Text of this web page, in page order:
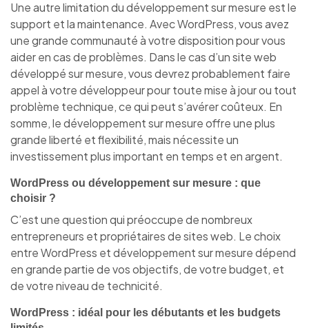
Une autre limitation du développement sur mesure est le
support et la maintenance. Avec WordPress, vous avez
une grande communauté à votre disposition pour vous
aider en cas de problèmes. Dans le cas d’un site web
développé sur mesure, vous devrez probablement faire
appel à votre développeur pour toute mise à jour ou tout
problème technique, ce qui peut s’avérer coûteux. En
somme, le développement sur mesure offre une plus
grande liberté et flexibilité, mais nécessite un
investissement plus important en temps et en argent.
WordPress ou développement sur mesure : que
choisir ?
C’est une question qui préoccupe de nombreux
entrepreneurs et propriétaires de sites web. Le choix
entre WordPress et développement sur mesure dépend
en grande partie de vos objectifs, de votre budget, et
de votre niveau de technicité.
WordPress : idéal pour les débutants et les budgets